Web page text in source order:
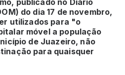
do dia 17 de novembro,
utilizados para "o
móvel a população
de Juazeiro, não
para quaisquer